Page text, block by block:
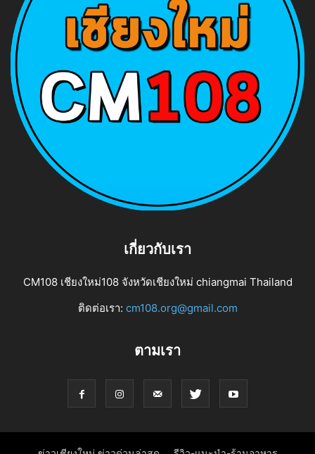
เกี่ยวกับเรา
CM108 เชียงใหม่108 จังหวัดเชียงใหม่ chiangmai Thailand
ติดต่อเรา: cm108.org@gmail.com
ตามเรา